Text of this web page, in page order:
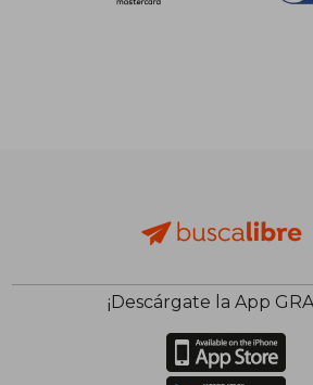
¡Descárgate la App